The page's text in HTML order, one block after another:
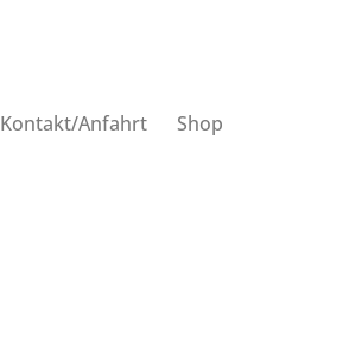
Kontakt/Anfahrt Shop